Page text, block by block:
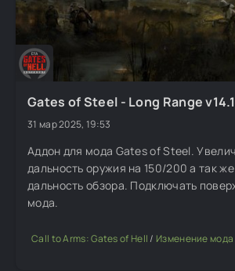
Gates of Steel - Long Range
31 мар 2025, 19:53
Аддон для мода Gates of Steel.
дальность оружия на 150/200 а так
дальность обзора. Подключать
мода.
Call to Arms: Gates of Hell / Изменение